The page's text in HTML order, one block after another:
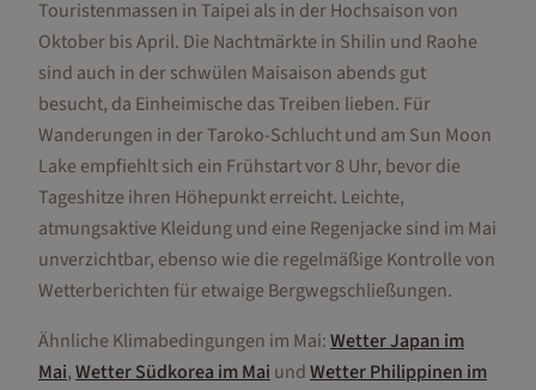
Touristenmassen in Taipei als in der Hochsaison von
Oktober bis April. Die Nachtmärkte in Shilin und Raohe
sind auch in der schwülen Maisaison abends gut
besucht, da Einheimische das Treiben lieben. Für
Wanderungen in der Taroko-Schlucht und am Sun Moon
Lake empfiehlt sich ein Frühstart vor 8 Uhr, bevor die
Tageshitze ihren Höhepunkt erreicht. Leichte,
atmungsaktive Kleidung und eine Regenjacke sind im Mai
unverzichtbar, ebenso wie die regelmäßige Kontrolle von
Wetterberichten für etwaige Bergwegschließungen.
Ähnliche Klimabedingungen im Mai:WetterJapan im
Mai,WetterSüdkorea imMai undWetterPhilippinen im